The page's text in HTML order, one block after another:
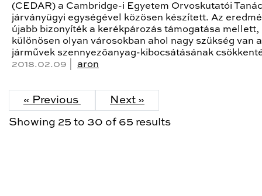
(CEDAR) a Cambridge-i Egyetem Orvoskutatói
járványügyi egységével közösen készített. Az
újabb bizonyíték a kerékpározás támogatása mellett,
különösen olyan városokban ahol nagy szükség van a
járművek szennyezőanyag-kibocsátásának
2018.02.09 | aron
« Previous Next »
Showing 25 to 30 of 65 results